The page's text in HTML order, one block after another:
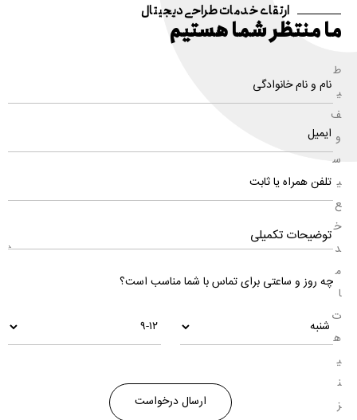
ارتقای خدمات طراحی دیجیتال
ما منتظر شما هستیم
ط
ی
ف
و
س
ی
ع
خ
د
م
ا
ت
ه
ی
ن
ز
چه روز و ساعتی برای تماس با شما مناسب است؟